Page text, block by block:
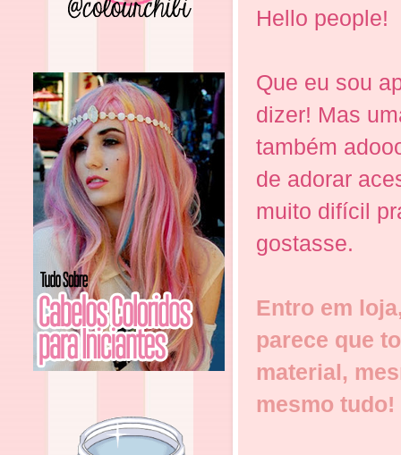
Hello people!
Que eu sou
dizer! Mas
também
de adorar
muito difícil
gostasse.
Entro em
parece que
material,
mesmo tudo!